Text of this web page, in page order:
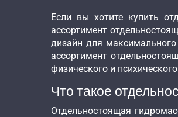
Если вы хотите купить
ассортимент
дизайн для
ассортимент
физического и
Что такое
Отдельностоящая